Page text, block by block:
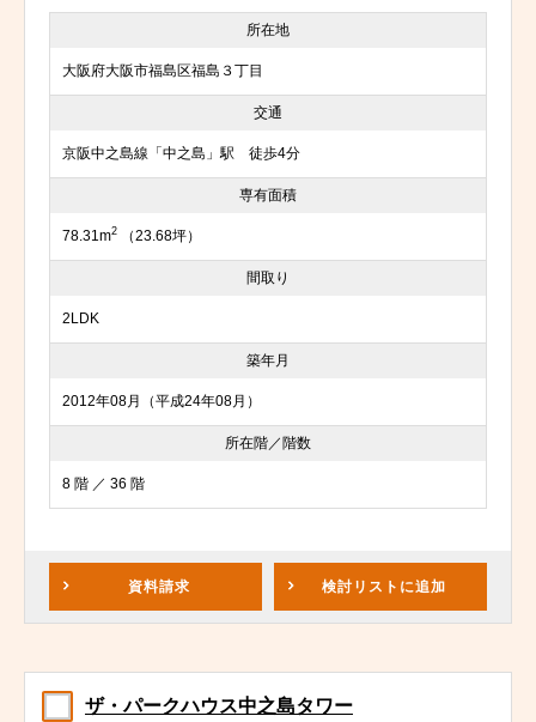
所在地
大阪府大阪市福島区福島３丁目
交通
京阪中之島線「中之島」駅 徒歩4分
専有面積
78.31m2 （23.68坪）
間取り
2LDK
築年月
2012年08月（平成24年08月）
所在階／階数
8 階 ／ 36 階
資料請求 検討リスト に追加
ザ・パークハウス中之島タワー